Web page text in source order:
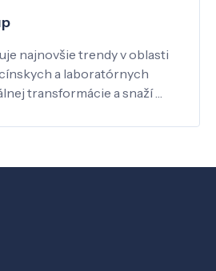
najnovšie trendy v oblasti
a laboratórnych
transformácie a snaží …